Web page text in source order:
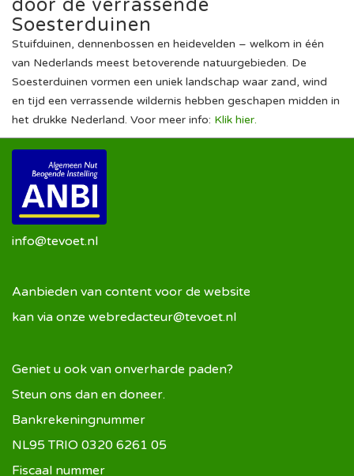
door de verrassende
Soesterduinen
Stuifduinen, dennenbossen en heidevelden – welkom in één
van Nederlands meest betoverende natuurgebieden. De
Soesterduinen vormen een uniek landschap waar zand, wind
en tijd een verrassende wildernis hebben geschapen midden in
het drukke Nederland. Voor meer info: Klik hier.
info@tevoet.nl
Aanbieden van content voor de website
kan via onze webredacteur@tevoet.nl
Geniet u ook van onverharde paden?
Steun ons dan en doneer.
Bankrekeningnummer
NL95 TRIO 0320 6261 05
Fiscaal nummer